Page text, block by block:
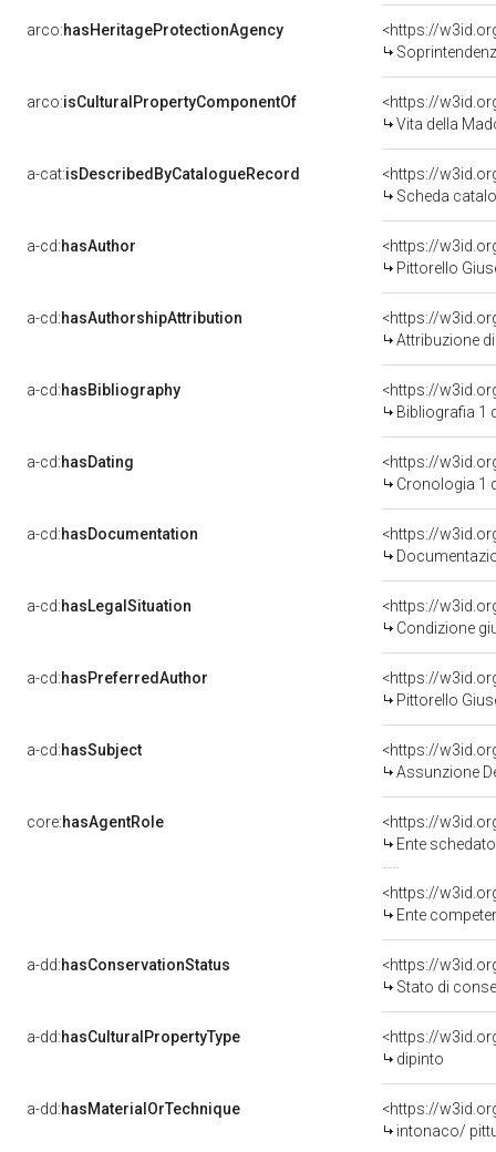
arco:hasHeritageProtectionAgency
<https://
arco:isCulturalPropertyComponentOf
<https://
Vita della
a-cat:isDescribedByCatalogueRecord
<https://
Scheda
a-cd:hasAuthor
<https://
Pittorello
a-cd:hasAuthorshipAttribution
<https://
Attribuzione
a-cd:hasBibliography
<https://
Bibliografia 1
a-cd:hasDating
<https://
Cronologia 1
a-cd:hasDocumentation
a-cd:hasLegalSituation
Condizione
a-cd:hasPreferredAuthor
<https://
Pittorello
a-cd:hasSubject
<https://
Assunzione
core:hasAgentRole
<https://
Ente schedatore del bene
<https://
Ente competente per
a-dd:hasConservationStatus
<https://
Stato di
a-dd:hasCulturalPropertyType
<https://
dipinto
a-dd:hasMaterialOrTechnique
<https://
intonaco/